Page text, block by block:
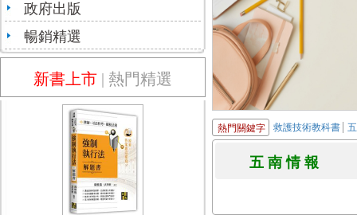
政府出版
暢銷精選
新書上市 | 熱門精選
熱門關鍵字 救護技術教科書
五 南 情